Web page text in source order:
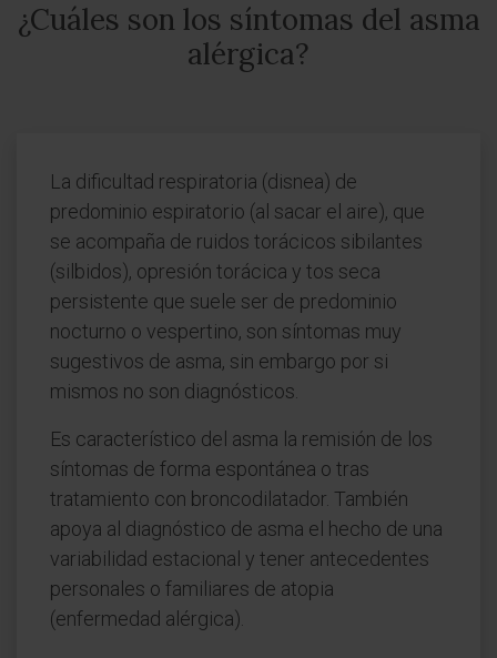
¿Cuáles son los síntomas del asma
alérgica?
La dificultad respiratoria (disnea) de
predominio espiratorio (al sacar el aire), que
se acompaña de ruidos torácicos sibilantes
(silbidos), opresión torácica y tos seca
persistente que suele ser de predominio
nocturno o vespertino, son síntomas muy
sugestivos de asma, sin embargo por si
mismos no son diagnósticos.
Es característico del asma la remisión de los
síntomas de forma espontánea o tras
tratamiento con broncodilatador. También
apoya al diagnóstico de asma el hecho de una
variabilidad estacional y tener antecedentes
personales o familiares de atopia
(enfermedad alérgica).